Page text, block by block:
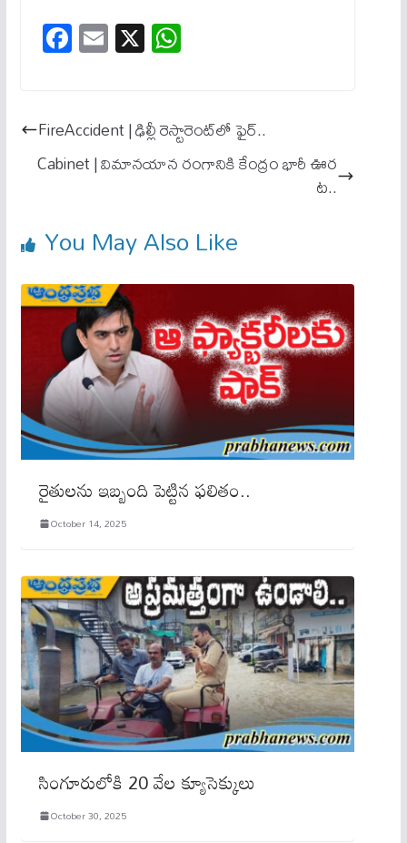
Fa
ce
ok
E
m
X W
ha
A
pp
FireAccident | ఢిల్లీ రెస్టారెంట్‌లో ఫైర్‌..
Cabinet | విమానయాన రంగానికి కేంద్రం భారీ ఊర
ట..
You May Also Like
రైతులను ఇబ్బంది పెట్టిన ఫలితం..
October 14, 2025
సింగూరులోకి 20 వేల క్యూసెక్కులు
October 30, 2025